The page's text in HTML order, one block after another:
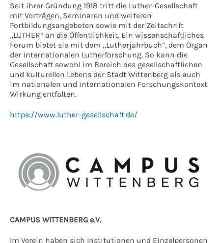
Seit ihrer Gründung 1918 tritt die Luther-Gesellschaft
mit Vorträgen, Seminaren und weiteren
Fortbildungsangeboten sowie mit der Zeitschrift
„LUTHER“ an die Öffentlichkeit. Ein wissenschaftliches
Forum bietet sie mit dem „Lutherjahrbuch“, dem Organ
der internationalen Lutherforschung. So kann die
Gesellschaft sowohl im Bereich des gesellschaftlichen
und kulturellen Lebens der Stadt Wittenberg als auch
im nationalen und internationalen Forschungskontext
Wirkung entfalten.
https://www.luther-gesellschaft.de/
CAMPUS WITTENBERG e.V.
Im Verein haben sich Institutionen und Einzelpersonen